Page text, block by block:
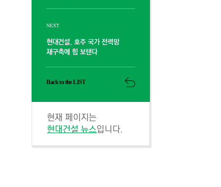
NEXT
현대건설, 호주 국가 전력망
재구축에 힘 보탠다
Back to the LIST
현재 페이지는
현대건설 뉴스입니다.